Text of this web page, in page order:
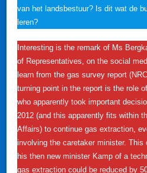
van het landsbestuur? Is dit wat de
leren?
Interesting is the remark of Ms
of Representatives, on the social
learn from the gas survey report
turning point in the report is the role
who apparently took important
2012 (and this apparently fits within
Affairs) to continue gas extraction,
involving the caretaker minister.
his then new minister Kamp of a
gas extraction could be reduced by